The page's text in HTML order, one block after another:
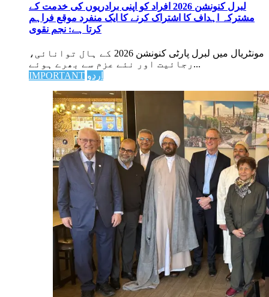
لبرل کنونشن 2026 افراد کو اپنی برادریوں کی خدمت کے
مشترکہ اہداف کا اشتراک کرنے کا ایک منفرد موقع فراہم
کرتا ہے: نجم نقوی
مونٹریال میں لبرل پارٹی کنونشن 2026 کے ہال توانائی،
رجائیت اور نئے عزم سے بھرے ہوئے...
IMPORTANT اردو